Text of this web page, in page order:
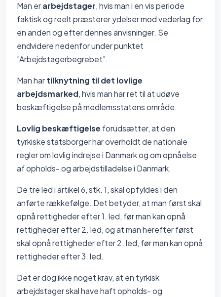
Man erarbejdstager, hvis man i en vis periode
faktisk og reelt præsterer ydelser mod vederlag for
en anden og efter dennes anvisninger. Se
endvidere nedenfor under punktet
”Arbejdstagerbegrebet”.
Man hartilknytning til det lovlige
arbejdsmarked, hvis man har ret til at udøve
beskæftigelse på medlemsstatens område.
Lovlig beskæftigelse forudsætter, at den
tyrkiske statsborger har overholdt de nationale
regler om lovlig indrejse i Danmark og om opnåelse
af opholds- og arbejdstilladelse i Danmark.
De tre led i artikel 6, stk. 1, skal opfyldes i den
anførte rækkefølge. Det betyder, at man først skal
opnå rettigheder efter 1. led, før man kan opnå
rettigheder efter 2. led, og at man herefter først
skal opnå rettigheder efter 2. led, før man kan opnå
rettigheder efter 3. led.
Det er dog ikke noget krav, at en tyrkisk
arbejdstager skal have haft opholds- og